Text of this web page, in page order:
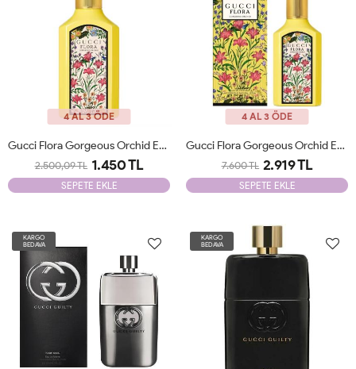
4 AL 3 ÖDE
Gucci Flora Gorgeous Orchid Edp 100 Ml Tester
2.500,09 TL 1.450 TL
SEPETE EKLE
4 AL 3 ÖDE
Gucci Flora Gorgeous Orchid Edp 100 Ml JLT
7.600 TL 2.919 TL
SEPETE EKLE
KARGO
BEDAVA
KARGO
BEDAVA